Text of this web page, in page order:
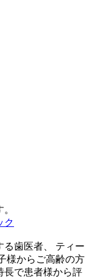
る歯医者、 ティー
様からご高齢の方
長で患者様から評